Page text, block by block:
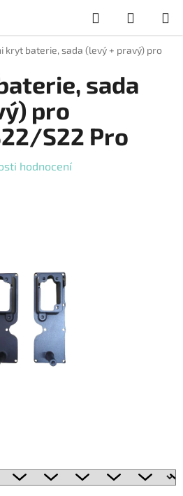
Hledat
KOŠÍK
kryt baterie, sada (levý + pravý) pro
sada
pro
S22 Pro
hodnocení